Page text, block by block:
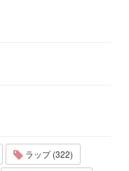
ラップ (322)